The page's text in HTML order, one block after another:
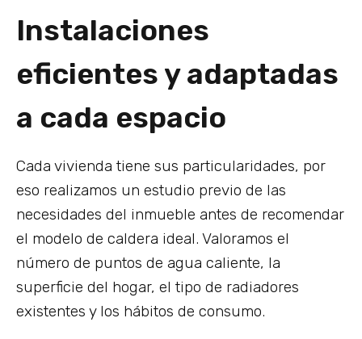
Instalaciones
eficientes y adaptadas
a cada espacio
Cada vivienda tiene sus particularidades, por
eso realizamos un estudio previo de las
necesidades del inmueble antes de recomendar
el modelo de caldera ideal. Valoramos el
número de puntos de agua caliente, la
superficie del hogar, el tipo de radiadores
existentes y los hábitos de consumo.